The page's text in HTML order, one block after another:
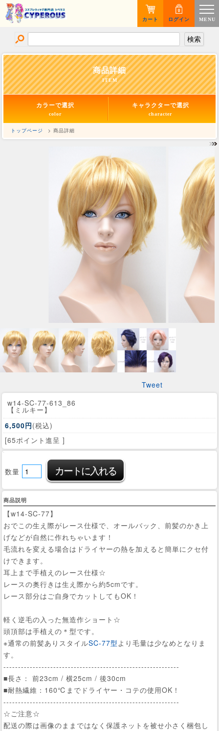
MENU
ログイン
カート
商品詳細
ITEM
カラーで選択
color
キャラクターで選択
character
トップページ > 商品詳細
Tweet
w14-SC-77-613_86
【ミルキー】
6,500円(税込)
[65ポイント進呈 ]
数量
商品説明
【w14-SC-77】
おでこの生え際がレース仕様で、オールバック、前髪のかき上
げなどが自然に作れちゃいます！
毛流れを変える場合はドライヤーの熱を加えると簡単にクセ付
けできます。
耳上まで手植えのレース仕様☆
レースの奥行きは生え際から約5cmです。
レース部分はご自身でカットしてもOK！
軽く逆毛の入った無造作ショート☆
頭頂部は手植えの＊型です。
※通常の前髪ありスタイルSC-77型より毛量は少なめとなりま
す。
------------------------------------------------------------
■長さ： 前23cm / 横25cm / 後30cm
■耐熱繊維：160℃までドライヤー・コテの使用OK！
------------------------------------------------------------
☆ご注意☆
配送の際は画像のままではなく保護ネットを被せ小さく梱包し